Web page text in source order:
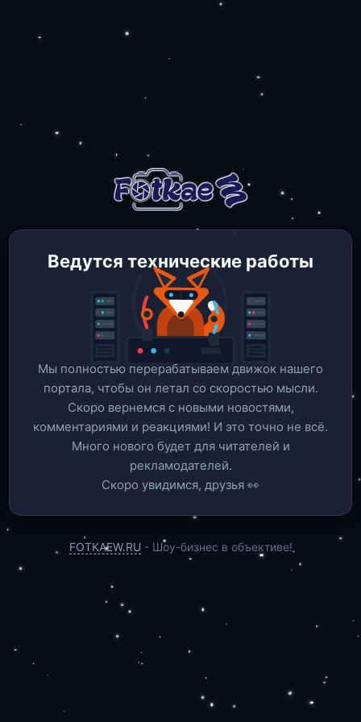
Ведутся технические работы
Мы полностью перерабатываем движок нашего
портала, чтобы он летал со скоростью мысли.
Скоро вернемся c новыми новостями,
комментариями и реакциями! И это точно не всё.
Много нового будет для читателей и
рекламодателей.
Скоро увидимся, друзья 👀
FOTKAEW.RU - Шоу-бизнес в объективе!